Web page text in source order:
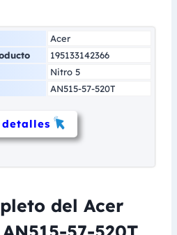
Acer
195133142366
Nitro 5
AN515-57-520T
detalles
del Acer